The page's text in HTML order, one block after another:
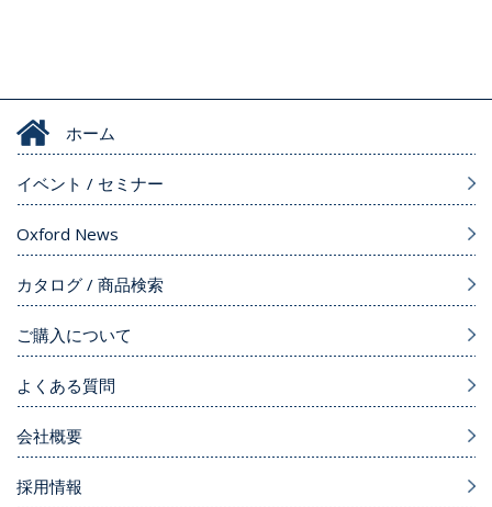
ホーム
イベント / セミナー
Oxford News
カタログ / 商品検索
ご購入について
よくある質問
会社概要
採用情報